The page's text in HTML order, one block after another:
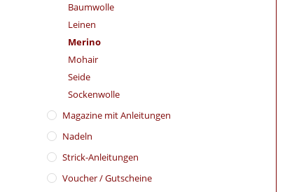
Baumwolle
Leinen
Merino
Mohair
Seide
Sockenwolle
Magazine mit Anleitungen
Nadeln
Strick-Anleitungen
Voucher / Gutscheine